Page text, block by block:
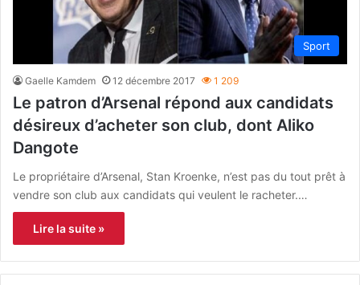
Sport
Gaelle Kamdem 12 décembre 2017 1 209
Le patron d’Arsenal répond aux candidats
désireux d’acheter son club, dont Aliko
Dangote
Le propriétaire d’Arsenal, Stan Kroenke, n’est pas du tout prêt à
vendre son club aux candidats qui veulent le racheter.…
Lire la suite »